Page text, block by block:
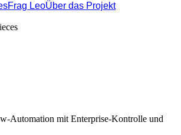
Frag LeoÜber das Projekt
benachbarten Tool in der Übersicht
Automation mit Enterprise-Kontrolle und